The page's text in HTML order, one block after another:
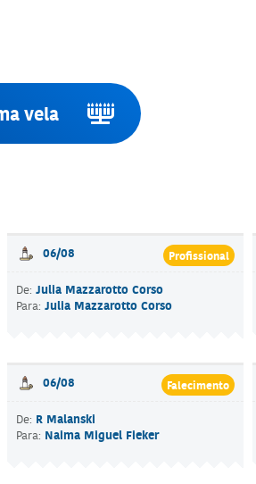
vela
Profissional
06/08
De: Julia Mazzarotto Corso
Para: Julia Mazzarotto Corso
Falecimento
06/08
De: R Malanski
Para: Naima Miguel Fieker